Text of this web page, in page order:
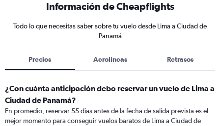
Información de Cheapflights
Todo lo que necesitas saber sobre tu vuelo desde Lima a Ciudad de
Panamá
Precios Aerolíneas Retrasos
¿Con cuánta anticipación debo reservar un vuelo de Lima a
Ciudad de Panamá?
En promedio, reservar 55 días antes de la fecha de salida prevista es el
mejor momento para conseguir vuelos baratos de Lima a Ciudad de